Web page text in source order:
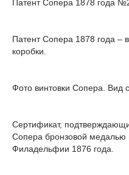
Патент Сопера 1878 года
Патент Сопера 1878 года –
коробки.
Фото винтовки Сопера. Вид
Сертификат,
Сопера бронзовой медалью
Филадельфии 1876 года.